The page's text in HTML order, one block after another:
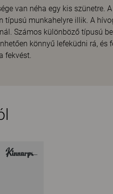
van néha egy kis szünetre.
típusú munkahelyre illik. A
Számos különböző típusú
könnyű lefeküdni rá,
fekvést.